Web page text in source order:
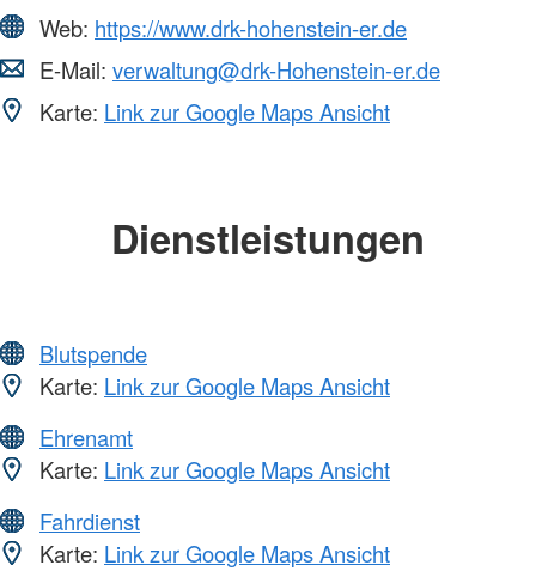
Web: https://www.drk-hohenstein-er.de
E-Mail: verwaltung@drk-Hohenstein-er.de
Karte: Link zur Google Maps Ansicht
Dienstleistungen
Blutspende
Karte: Link zur Google Maps Ansicht
Ehrenamt
Karte: Link zur Google Maps Ansicht
Fahrdienst
Karte: Link zur Google Maps Ansicht